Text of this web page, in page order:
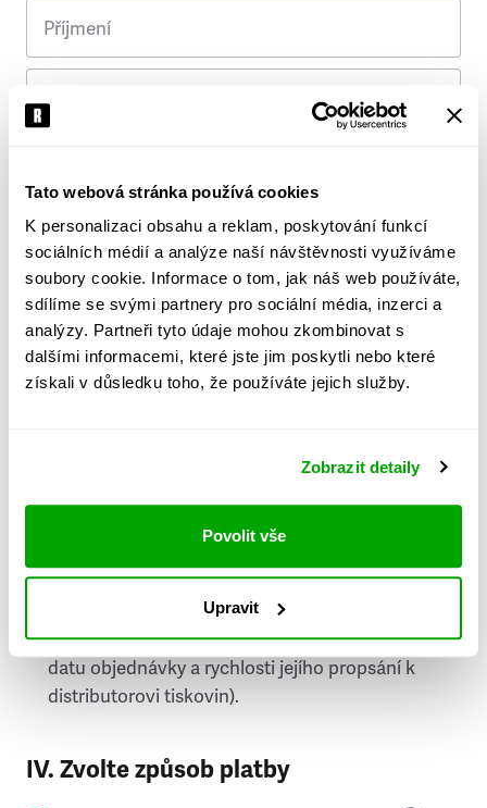
Tato webová stránka používá cookies
K personalizaci obsahu a reklam, poskytování funkcí
sociálních médií a analýze naší návštěvnosti využíváme
soubory cookie. Informace o tom, jak náš web používáte,
sdílíme se svými partnery pro sociální média, inzerci a
analýzy. Partneři tyto údaje mohou zkombinovat s
dalšími informacemi, které jste jim poskytli nebo které
získali v důsledku toho, že používáte jejich služby.
Zobrazit detaily
Povolit vše
Upravit
Příjmení
Ulice
Město
PSČ
Stát
doručování týdeníku Respekt v tištěné verzi, na
první vydání ve vaší schránce se můžete těšit
příští, nejpozději přespříští týden (v závislosti na
datu objednávky a rychlosti jejího propsání k
distributorovi tiskovin).
IV. Zvolte způsob platby